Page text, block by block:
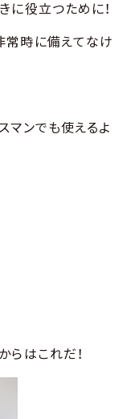
に役立つために！
常時に備えてなけ
マンでも使えるよ
らはこれだ！